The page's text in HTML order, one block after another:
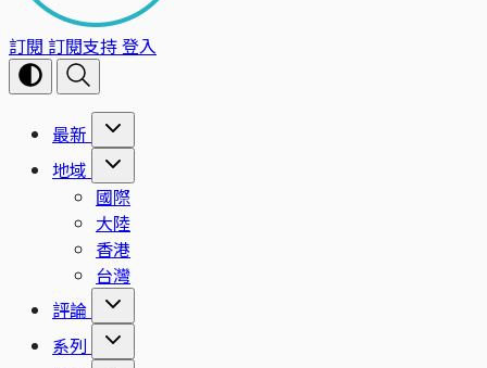
訂閱 訂閱支持登入
最新
地域
國際
大陸
香港
台灣
評論
系列